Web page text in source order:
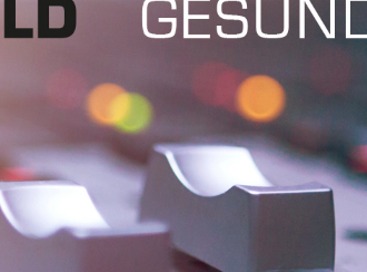
Mon - Fri 8:00am - 5:00pm
(GMT +1)